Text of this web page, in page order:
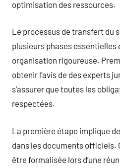
optimisation des ressources.
Le processus de transfert du
plusieurs phases essentielles
organisation rigoureuse.
obtenir l’avis de des experts
s’assurer que toutes les
respectées.
La première étape implique
dans les documents
être formalisée lors d’une